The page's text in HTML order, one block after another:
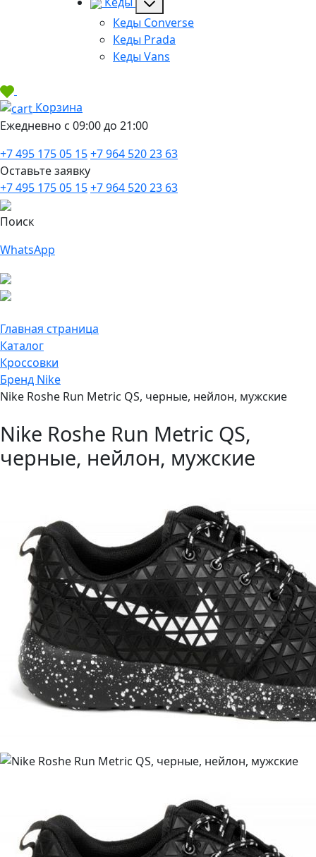
Кеды Converse
Кеды Prada
Кеды Vans
Корзина
Ежедневно с 09:00 до 21:00
+7 495 175 05 15+7 964 520 23 63
Оставьте заявку
+7 495 175 05 15+7 964 520 23 63
Поиск
WhatsApp
Главная страница
Каталог
Кроссовки
Бренд Nike
Nike Roshe Run Metric QS, черные, нейлон, мужские
Nike Roshe Run Metric QS,
черные, нейлон, мужские